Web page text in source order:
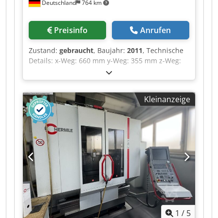
Deutschland 764 km
Preisinfo Anrufen
Zustand: gebraucht, Baujahr: 2011, Technische
Details: x-Weg: 660 mm y-Weg: 355 mm z-Weg:
500 mm Gesamtleistungsbedarf: 19 kW
Maschinengewicht ca.: 4,1 t Hurco VM2
vertikales CNC-Bearbeitungszentrum in
gepflegtem Zustand. Die Maschine ist mit der
bewährten Hurco MAX CNC-Steuerung
ausgestattet und eignet sich ideal für präzise
Fräsarbeiten im Werkzeug-, Maschinen- und
Formenbau sowie für die Einzel- und
Serienfertigung. Die Maschine verfügt über
einen großzügigen Arbeitsbereich, eine robuste
Konstruktion und bietet die für Hurco typische
einfache und leistungsfähige Bedienung. Der
Arbeitsraum sowie das Maschinengehäuse
befinden sich in einem sauberen und gepflegten
Zustand. Technische Daten: ·Hersteller: Hurco
Kleinanzeige
1 / 5